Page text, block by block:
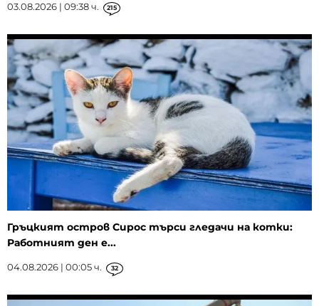
03.08.2026 | 09:38 ч. 215
Гръцкият остров Сирос търси гледачи на котки:
Работният ден е...
04.08.2026 | 00:05 ч. 32